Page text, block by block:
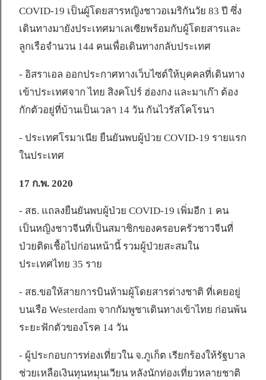
COVID-19 เป็นผู้โดยสารหญิงชาวอเมริกันวัย 83 ปี ซึ่ง
เดินทางมายังประเทศมาเลเซียพร้อมกับผู้โดยสารและ
ลูกเรือจำนวน 144 คนเพื่อเดินทางกลับประเทศ
- อิสราเอล ออกประกาศทางเว็บไซต์ให้บุคคลที่เดินทาง
เข้าประเทศจาก ไทย สิงคโปร์ ฮ่องกง และมาเก๊า ต้อง
กักตัวอยู่ที่บ้านเป็นเวลา 14 วัน กันไวรัสโคโรนา
- ประเทศโรมาเนีย ยืนยันพบผู้ป่วย COVID-19 รายแรก
ในประเทศ
17 ก.พ. 2020
- สธ. แถลงยืนยันพบผู้ป่วย COVID-19 เพิ่มอีก 1 คน
เป็นหญิงชาวจีนที่เป็นสมาชิกของครอบครัวชาวจีนที่
ป่วยติดเชื้อไปก่อนหน้านี้ รวมผู้ป่วยสะสมใน
ประเทศไทย 35 ราย
- สธ.ขอให้สายการบินห้ามผู้โดยสารต่างชาติ ที่เคยอยู่
บนเรือ Westerdam จากกัมพูชาเดินทางเข้าไทย ก่อนพ้น
ระยะฟักตัวของโรค 14 วัน
- ผู้ประกอบการท่องเที่ยวใน จ.ภูเก็ต เรียกร้องให้รัฐบาล
ช่วยเหลือเงินทุนหมุนเวียน หลังนักท่องเที่ยวหลายชาติ